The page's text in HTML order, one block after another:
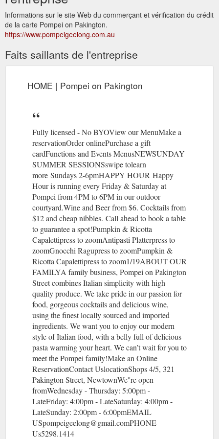
Informations sur le site Web du commerçant et vérification du crédit
de la carte Pompei on Pakington.
https://www.pompeigeelong.com.au
Faits saillants de l'entreprise
HOME | Pompei on Pakington
Fully licensed - No BYOView our MenuMake a
reservationOrder onlinePurchase a gift
cardFunctions and Events MenusNEWSUNDAY
SUMMER SESSIONSswipe tolearn
more Sundays 2-6pmHAPPY HOUR Happy
Hour is running every Friday & Saturday at
Pompei from 4PM to 6PM in our outdoor
courtyard.​Wine and Beer from $6. Cocktails from
$12 and cheap nibbles. Call ahead to book a table
to guarantee a spot!Pumpkin & Ricotta
Capalettipress to zoomAntipasti Platterpress to
zoomGnocchi Ragupress to zoomPumpkin &
Ricotta Capalettipress to zoom1/19ABOUT OUR
FAMILYA family business, Pompei on Pakington
Street combines Italian simplicity with high
quality produce. We take pride in our passion for
food, gorgeous cocktails and delicious wine,
using the finest locally sourced and imported
ingredients. We want you to enjoy our modern
style of Italian food, with a belly full of delicious
pasta warming your heart. We can’t wait for you to
meet the Pompei family!Make an Online
ReservationContact UslocationShops 4/5, 321
Pakington Street, Newtown​We''re open
fromWednesday - Thursday: 5:00pm -
LateFriday: 4:00pm - LateSaturday: 4:00pm -
LateSunday: 2:00pm - 6:00pm​EMAIL
USpompeigeelong@gmail.comPHONE
Us5298.1414